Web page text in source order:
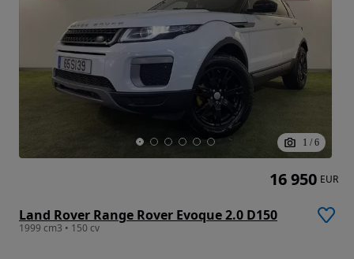
1 / 6
Land Rover Range Rover Evoque 2.0 D150
1999 cm3 • 150 cv
16 950 EUR